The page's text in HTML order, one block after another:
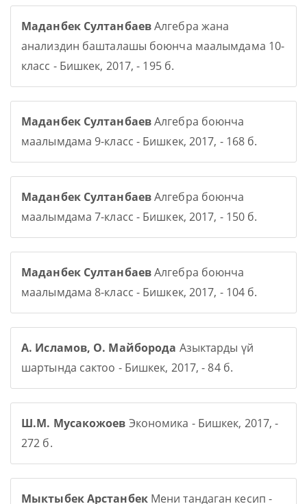
Маданбек СултанбаевАлгебра жана
анализдин башталашы боюнча маалымдама 10-
класс - Бишкек, 2017, - 195 б.
Маданбек СултанбаевАлгебра боюнча
маалымдама 9-класс - Бишкек, 2017, - 168 б.
Маданбек СултанбаевАлгебра боюнча
маалымдама 7-класс - Бишкек, 2017, - 150 б.
Маданбек СултанбаевАлгебра боюнча
маалымдама 8-класс - Бишкек, 2017, - 104 б.
А. Исламов, О. Майборода Азыктарды үй
шартында сактоо - Бишкек, 2017, - 84 б.
Ш.М. Мусакожоев Экономика - Бишкек, 2017, -
272 б.
Мыктыбек АрстанбекМени тандаган кесип -